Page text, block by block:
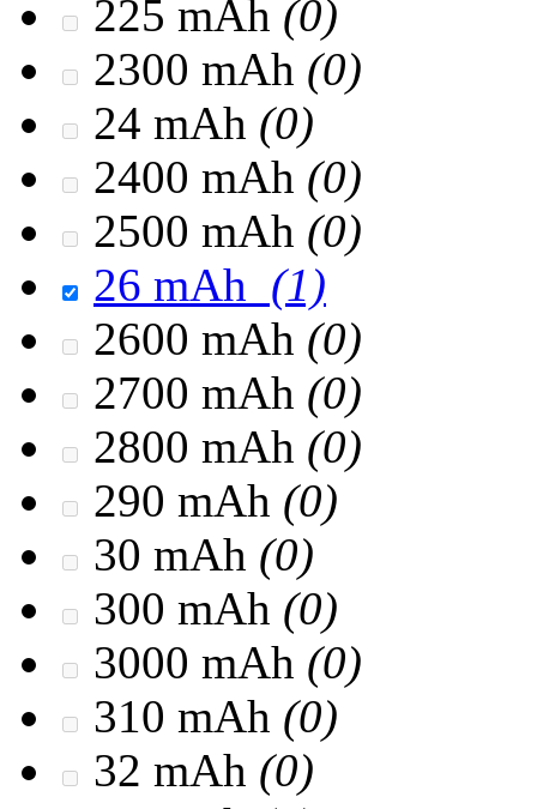
225 mAh (0)
2300 mAh (0)
24 mAh (0)
2400 mAh (0)
2500 mAh (0)
26 mAh (1)
2600 mAh (0)
2700 mAh (0)
2800 mAh (0)
290 mAh (0)
30 mAh (0)
300 mAh (0)
3000 mAh (0)
310 mAh (0)
32 mAh (0)